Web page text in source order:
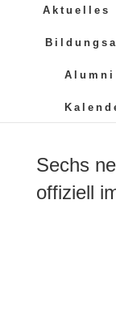
Aktuelles
Alumni
Sechs
offiziell